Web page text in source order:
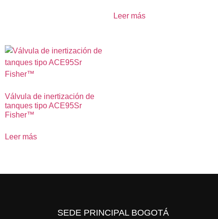
Leer más
Válvula de inertización de
tanques tipo ACE95Sr
Fisher™
Leer más
SEDE PRINCIPAL BOGOTÁ